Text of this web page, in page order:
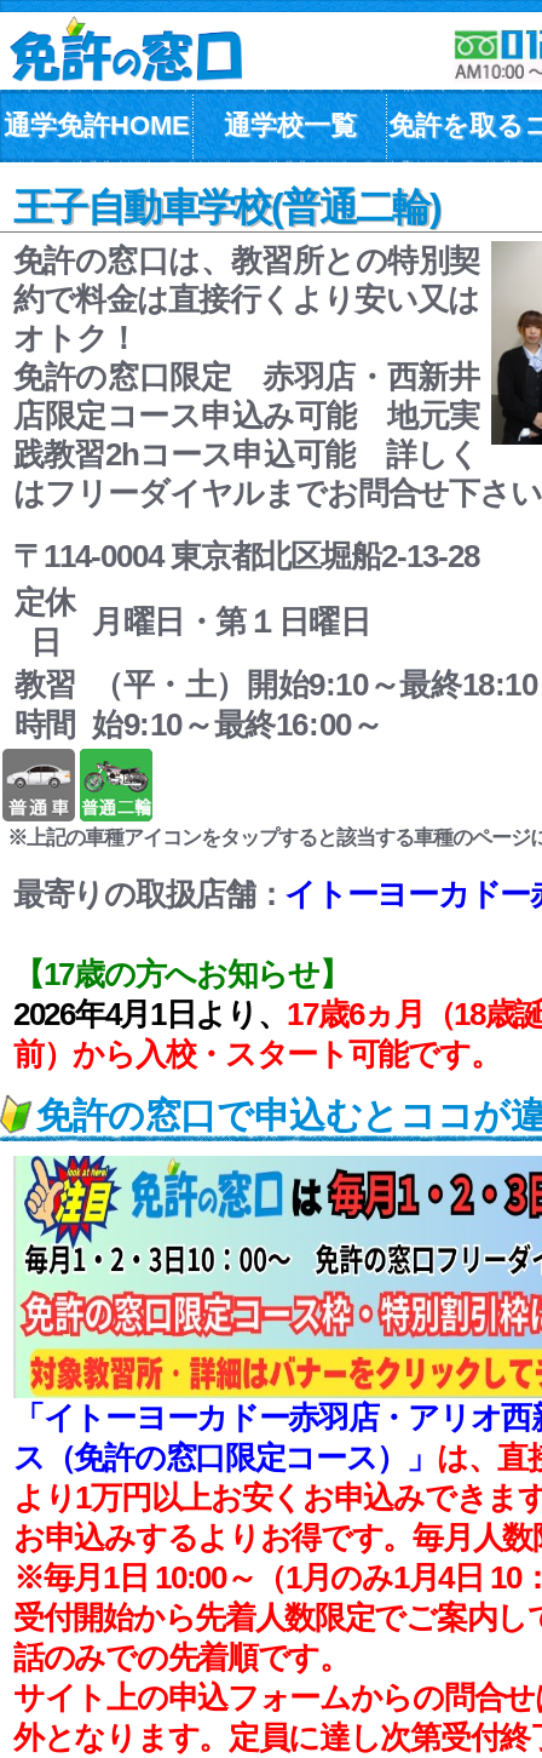
通学免許HOME 通学校一覧 免許を取る
王子自動車学校(普通二輪)
免許の窓口は、教習所との特別契
約で料金は直接行くより安い又は
オトク！
免許の窓口限定 赤羽店・西新井
店限定コース申込み可能 地元実
践教習2hコース申込可能 詳しく
はフリーダイヤルまでお問合せ下さ
〒114-0004 東京都北区堀船2-13-28
定休
日
月曜日・第１日曜日
教習
時間
（平・土）開始9:10～最終
始9:10～最終16:00～
※上記の車種アイコンをタップすると該当する車種のページ
最寄りの取扱店舗： イトーヨーカドー
【17歳の方へお知らせ】
2026年4月1日より、 17歳6ヵ月（18歳
前）から入校・スタート可能です。
免許の窓口で申込むとココが
「イトーヨーカドー赤羽店・アリオ
ス（免許の窓口限定コース）」 は、直
より1万円以上お安くお申込みできま
お申込みするよりお得です。毎月人数
※毎月1日 10:00～（1月のみ1月4日 10
受付開始から先着人数限定でご案内し
話のみでの先着順です。
サイト上の申込フォームからの問合
外となります。定員に達し次第受付